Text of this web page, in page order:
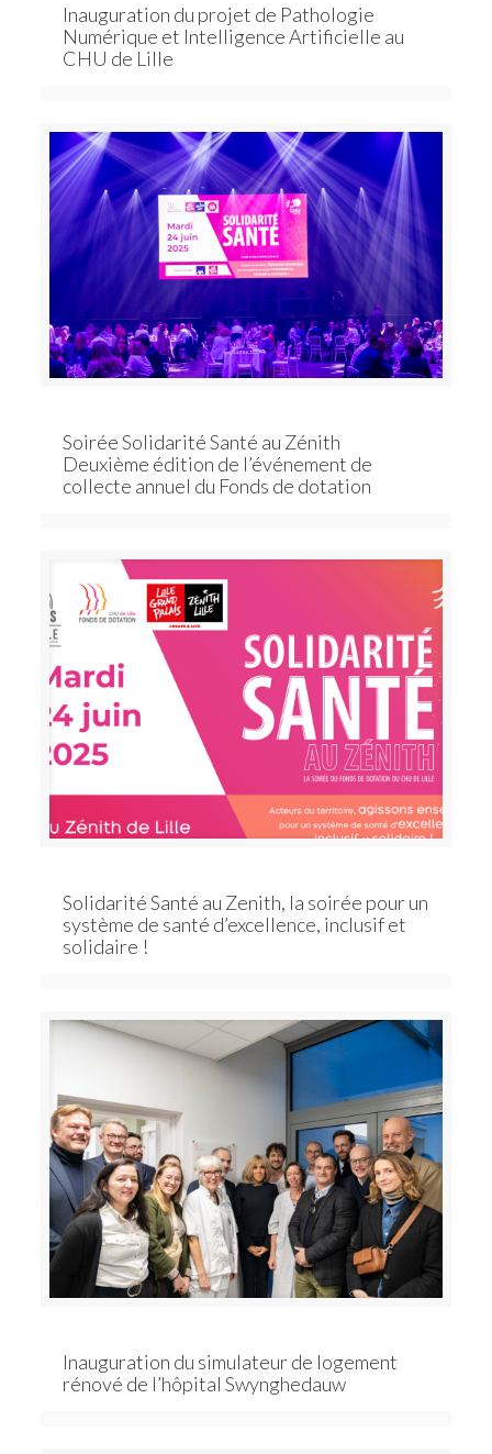
Inauguration du projet de Pathologie
Numérique et Intelligence Artificielle au
CHU de Lille
Soirée Solidarité Santé au Zénith
Deuxième édition de l’événement de
collecte annuel du Fonds de dotation
Solidarité Santé au Zenith, la soirée pour un
système de santé d’excellence, inclusif et
solidaire !
Inauguration du simulateur de logement
rénové de l’hôpital Swynghedauw